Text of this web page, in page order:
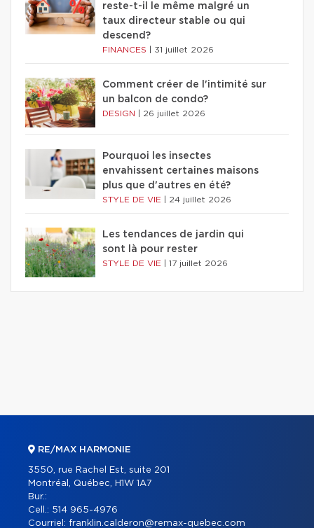
reste-t-il le même malgré un
taux directeur stable ou qui
descend?
FINANCES 31 juillet 2026
Comment créer de l'intimité sur
un balcon de condo?
DESIGN 26 juillet 2026
Pourquoi les insectes
envahissent certaines maisons
plus que d'autres en été?
STYLE DE VIE 24 juillet 2026
Les tendances de jardin qui
sont là pour rester
STYLE DE VIE 17 juillet 2026
RE/MAX HARMONIE
3550, rue Rachel Est, suite 201
Montréal, Québec, H1W 1A7
Bur.:
Cell.: 514 965-4976
Courriel: franklin.calderon@remax-quebec.com